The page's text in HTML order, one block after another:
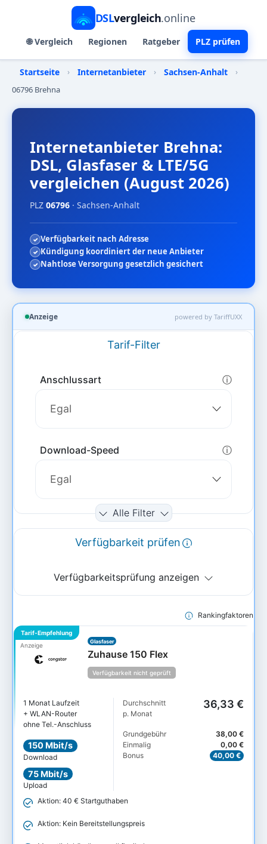
DSLvergleich.online
🌐 Vergleich Regionen Ratgeber PLZ prüfen
Startseite › Internetanbieter › Sachsen-Anhalt
›
06796 Brehna
Internetanbieter Brehna:
DSL, Glasfaser & LTE/5G
vergleichen (August 2026)
PLZ 06796 · Sachsen-Anhalt
Verfügbarkeit nach Adresse
Kündigung koordiniert der neue Anbieter
Nahtlose Versorgung gesetzlich gesichert
Anzeige powered by TariffUXX